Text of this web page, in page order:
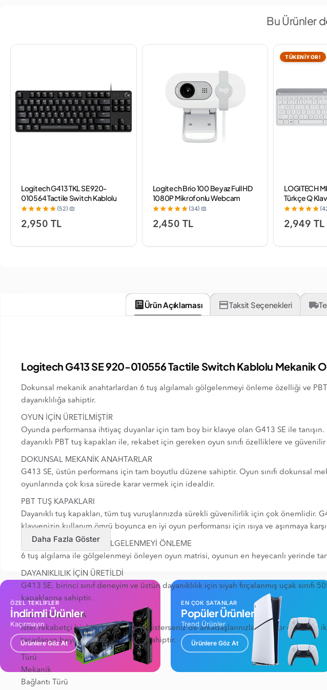
Bu Ürünler
Logitech G413 TKL SE 920-
010564 Tactile Switch Kablolu
Mekanik Oyuncu Klavyesi
(52)
2,950 TL
Logitech Brio 100 Beyaz Full HD
1080P Mikrofonlu Webcam
(34)
2,450 TL
TÜKENİYOR!
LOGITECH
Türkçe Q
Beyaz
2,949 TL
Ürün Açıklaması Taksit Seçenekleri
Logitech G413 SE 920-010556 Tactile Switch Kablolu Mekanik
Dokunsal mekanik anahtarlardan 6 tuş algılamalı gölgelenmeyi önleme özelliği ve
dayanıklılığa sahiptir.
OYUN İÇİN ÜRETİLMİŞTİR
Oyunda performansa ihtiyaç duyanlar için tam boy bir klavye olan G413 SE ile
dayanıklı PBT tuş kapakları ile, rekabet için gereken oyun sınıfı özelliklere ve güvenilir
DOKUNSAL MEKANİK ANAHTARLAR
G413 SE, üstün performans için tam boyutlu düzene sahiptir. Oyun sınıfı dokunsal
oyunlarında çok kısa sürede karar vermek için idealdir.
PBT TUŞ KAPAKLARI
Dayanıklı tuş kapakları, tüm tuş vuruşlarınızda sürekli güvenilirlik için çok önemlidir.
klavyenizin kullanım ömrü boyunca en iyi oyun performansı için ısıya ve aşınmaya
6 TUŞ ALGILAMA VE GÖLGELENMEYİ ÖNLEME
6 tuş algılama ile gölgelenmeyi önleyen oyun matrisi, oyunun en heyecanlı yerinde
DAYANIKLILIK İÇİN ÜRETİLDİ
G413 SE, birinci sınıf deneyim ve üstün dayanıklılık için siyah fırçalanmış uçak
kapaklarına sahiptir.
LED AYDINLATMA
İster rekabetçi bir karşılaşmada olun isterseniz de arkadaşlarınızla oynuyor olun,
tasarlanan beyaz LED aydınlatmaya sahiptir.
Türü
Mekanik
Bağlantı Türü
Daha Fazla Göster
ÖZEL TEKLİFLER
İndirimli Ürünler
Kaçırmayın
Ürünlere Göz At
EN ÇOK SATANLAR
Popüler Ürünler
Trend Ürünler
Ürünlere Göz At